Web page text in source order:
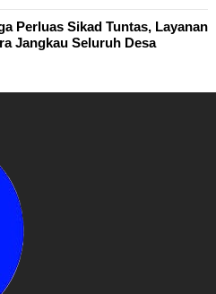
Perluas Sikad Tuntas, Layanan
Jangkau Seluruh Desa